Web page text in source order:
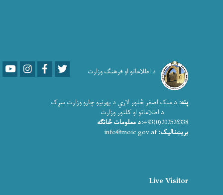
د اطلاعاتو او فرهنګ وزارت YoutubeLinkedInFacebook
پته: د ملک اصغر څلور لاري د بهرنیو چارو وزارت سړک
د اطلاعاتو او کلتور وزارت
202526338(0)93+
:د معلومات څانګه
بریښنالیک: info@moic.gov.af
Live Visitor